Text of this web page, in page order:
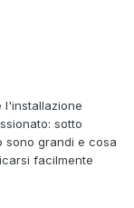
l'installazione
sotto
sono grandi e cosa
facilmente